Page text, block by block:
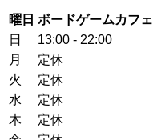
曜日 ボードゲームカフェ
日
13:00 - 22:00
月
定休
火
定休
水
定休
木
定休